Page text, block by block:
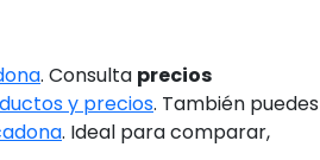
. Consulta precios
y precios. También puedes
. Ideal para comparar,